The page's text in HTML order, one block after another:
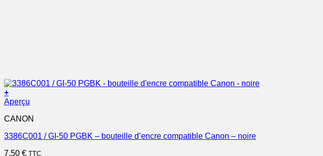
+
Aperçu
CANON
3386C001 / GI-50 PGBK – bouteille d’encre compatible Canon – noire
7,50 € TTC